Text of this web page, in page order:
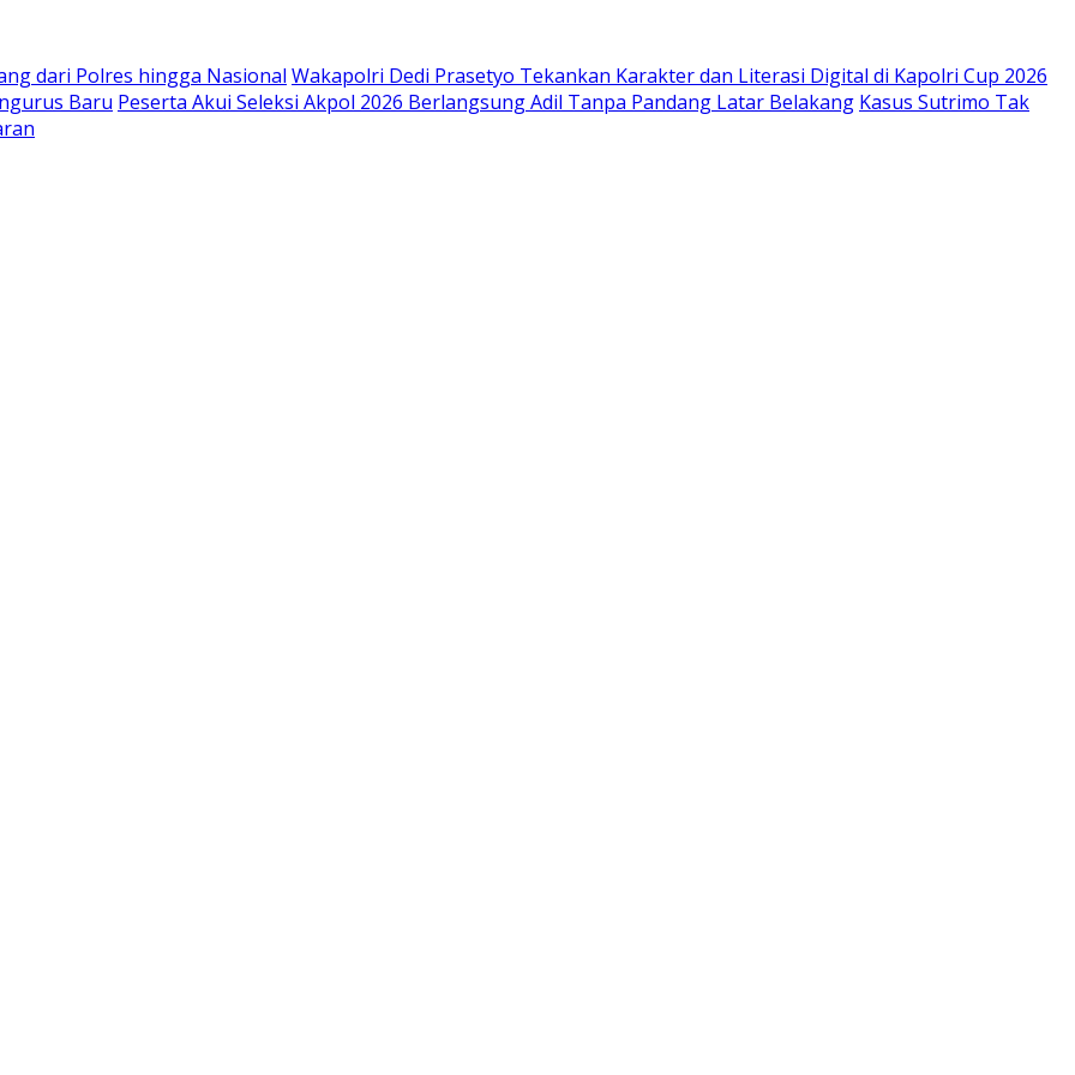
dari Polres hingga Nasional Wakapolri Dedi Prasetyo Tekankan Karakter dan Literasi Digital di Kapolri Cup 2026
Baru Peserta Akui Seleksi Akpol 2026 Berlangsung Adil Tanpa Pandang Latar Belakang Kasus Sutrimo Tak